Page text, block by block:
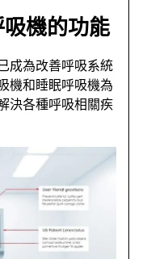
機的功能
成為改善呼吸系統
機和睡眠呼吸機為
決各種呼吸相關疾